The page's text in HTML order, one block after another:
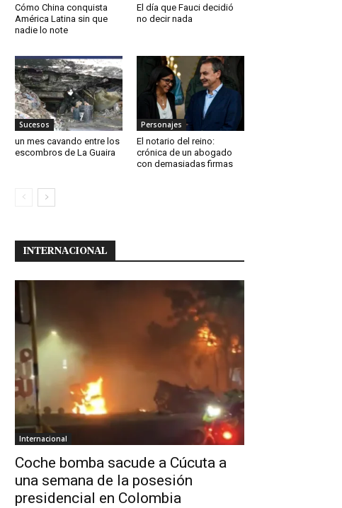
Cómo China conquista
América Latina sin que
nadie lo note
El día que Fauci decidió
no decir nada
Sucesos
un mes cavando entre los
escombros de La Guaira
Personajes
El notario del reino:
crónica de un abogado
con demasiadas firmas
INTERNACIONAL
Internacional
Coche bomba sacude a Cúcuta a
una semana de la posesión
presidencial en Colombia